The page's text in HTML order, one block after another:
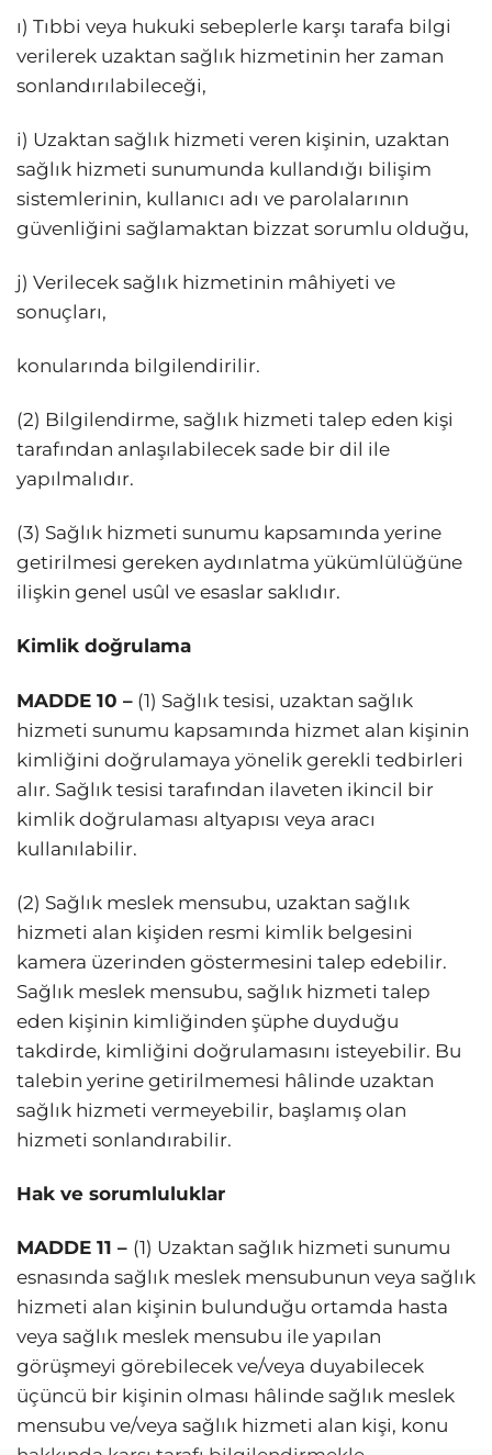
ı) Tıbbi veya hukuki sebeplerle karşı tarafa bilgi
verilerek uzaktan sağlık hizmetinin her zaman
sonlandırılabileceği,
i) Uzaktan sağlık hizmeti veren kişinin, uzaktan
sağlık hizmeti sunumunda kullandığı bilişim
sistemlerinin, kullanıcı adı ve parolalarının
güvenliğini sağlamaktan bizzat sorumlu olduğu,
j) Verilecek sağlık hizmetinin mâhiyeti ve
sonuçları,
konularında bilgilendirilir.
(2) Bilgilendirme, sağlık hizmeti talep eden kişi
tarafından anlaşılabilecek sade bir dil ile
yapılmalıdır.
(3) Sağlık hizmeti sunumu kapsamında yerine
getirilmesi gereken aydınlatma yükümlülüğüne
ilişkin genel usûl ve esaslar saklıdır.
Kimlik doğrulama
MADDE 10 – (1) Sağlık tesisi, uzaktan sağlık
hizmeti sunumu kapsamında hizmet alan kişinin
kimliğini doğrulamaya yönelik gerekli tedbirleri
alır. Sağlık tesisi tarafından ilaveten ikincil bir
kimlik doğrulaması altyapısı veya aracı
kullanılabilir.
(2) Sağlık meslek mensubu, uzaktan sağlık
hizmeti alan kişiden resmi kimlik belgesini
kamera üzerinden göstermesini talep edebilir.
Sağlık meslek mensubu, sağlık hizmeti talep
eden kişinin kimliğinden şüphe duyduğu
takdirde, kimliğini doğrulamasını isteyebilir. Bu
talebin yerine getirilmemesi hâlinde uzaktan
sağlık hizmeti vermeyebilir, başlamış olan
hizmeti sonlandırabilir.
Hak ve sorumluluklar
MADDE 11 – (1) Uzaktan sağlık hizmeti sunumu
esnasında sağlık meslek mensubunun veya sağlık
hizmeti alan kişinin bulunduğu ortamda hasta
veya sağlık meslek mensubu ile yapılan
görüşmeyi görebilecek ve/veya duyabilecek
üçüncü bir kişinin olması hâlinde sağlık meslek
mensubu ve/veya sağlık hizmeti alan kişi, konu